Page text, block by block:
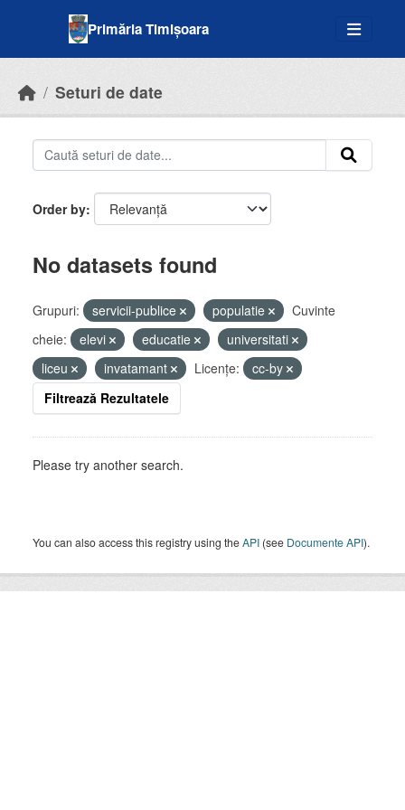
Primăria Timișoara
Seturi de date
Order by
No datasets found
Grupuri: servicii-publice populatie
Cuvinte
cheie:
elevi educatie
universitati
liceu
invatamant Licenţe:
cc-by
Filtrează Rezultatele
Please try another search.
You can also access this registry using theAPI (see Documente API).